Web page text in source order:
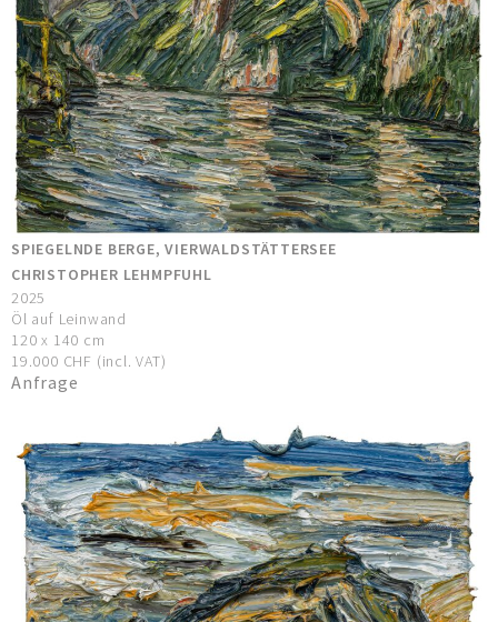
SPIEGELNDE BERGE, VIERWALDSTÄTTERSEE
CHRISTOPHER LEHMPFUHL
2025
Öl auf Leinwand
120 x 140 cm
19.000 CHF (incl. VAT)
Anfrage